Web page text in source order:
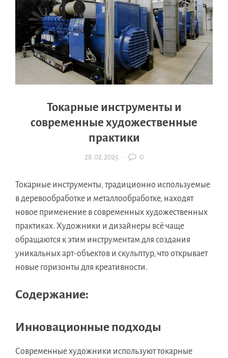
Токарные инструменты и
современные художественные
практики
28.02.2025 · 0
Токарные инструменты, традиционно используемые
в деревообработке и металлообработке, находят
новое применение в современных художественных
практиках. Художники и дизайнеры всё чаще
обращаются к этим инструментам для создания
уникальных арт-объектов и скульптур, что открывает
новые горизонты для креативности.
Содержание:
Инновационные подходы
Современные художники используют токарные